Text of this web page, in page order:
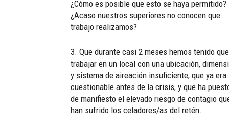
¿Cómo es posible que esto se haya permitido?
¿Acaso nuestros superiores no conocen que
trabajo realizamos?
3. Que durante casi 2 meses hemos tenido que
trabajar en un local con una ubicación,
y sistema de aireación insuficiente, que ya era
cuestionable antes de la crisis, y que ha
de manifiesto el elevado riesgo de contagio
han sufrido los celadores/as del retén.